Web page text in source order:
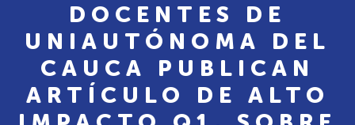
DOCENTES DE
UNIAUTÓNOMA DEL
CAUCA PUBLICAN
ARTÍCULO DE ALTO